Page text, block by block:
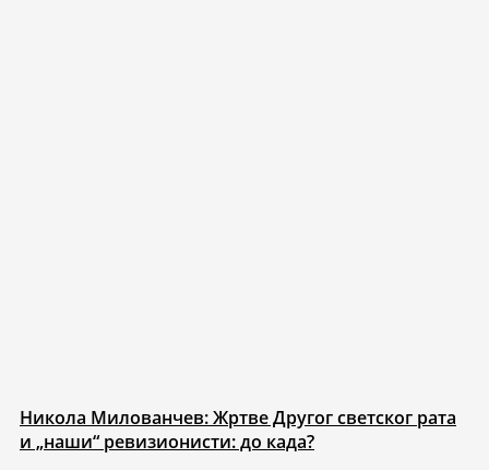
Никола Милованчев: Жртве Другог светског рата
и „наши“ ревизионисти: до када?